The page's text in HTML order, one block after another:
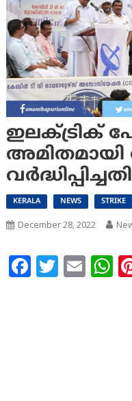
ഇലക്ട്രിക്
അമിതമായി
KERALA NEWS STRIKE
December 28, 2022
Facebook
Twitter